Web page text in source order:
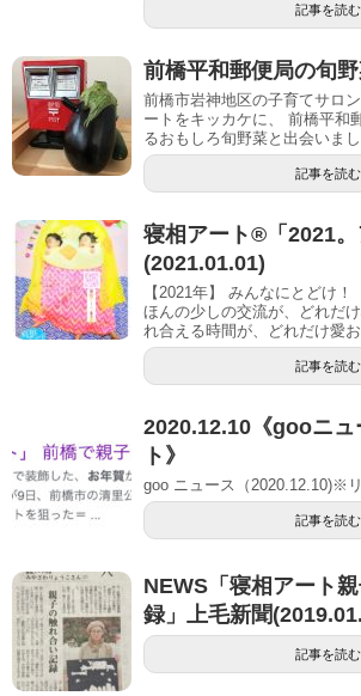
記事を読む
前橋平和郵便局の旬
前橋市岩神地区の子育てサロ
ートをキッカケに、 前橋平和
るおもしろ旬野菜と出会いまし
記事を読む
寝相アート®︎「2021。
(2021.01.01)
【2021年】 みんなにとどけ！
ほんの少しの交流が、どれだ
れ合える時間が、どれだけ愛お
記事を読む
2020.12.10《gooニュ
ト》
goo ニュース（2020.12.10)※
記事を読む
NEWS「寝相アート
録」上毛新聞
記事を読む